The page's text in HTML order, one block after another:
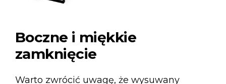
Boczne i miękkie
zamknięcie
Warto zwrócić uwagę, że wysuwany